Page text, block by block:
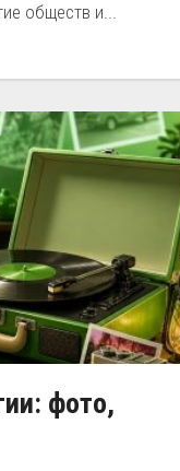
обществ и...
фото,